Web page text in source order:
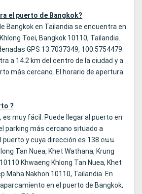
el puerto de Bangkok?
Bangkok en Tailandia se encuentra en
Toei, Bangkok 10110, Tailandia.
GPS 13.7037349, 100.5754479.
a 14.2 km del centro de la ciudad y a
más cercano. El horario de apertura
?
es muy fácil. Puede llegar al puerto en
parking más cercano situado a
puerto y cuya dirección es 138 ถนน
Tan Nuea, Khet Wathana, Krung
Khwaeng Khlong Tan Nuea, Khet
Maha Nakhon 10110, Tailandia. En
en el puerto de Bangkok,